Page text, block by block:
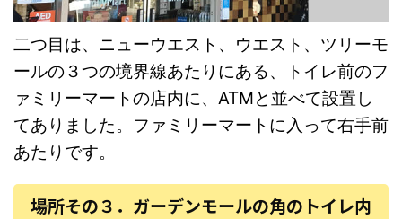
二つ目は、ニューウエスト、ウエスト、ツリーモ
ールの３つの境界線あたりにある、トイレ前のフ
ァミリーマートの店内に、ATMと並べて設置し
てありました。ファミリーマートに入って右手前
あたりです。
場所その３．ガーデンモールの角のトイレ内